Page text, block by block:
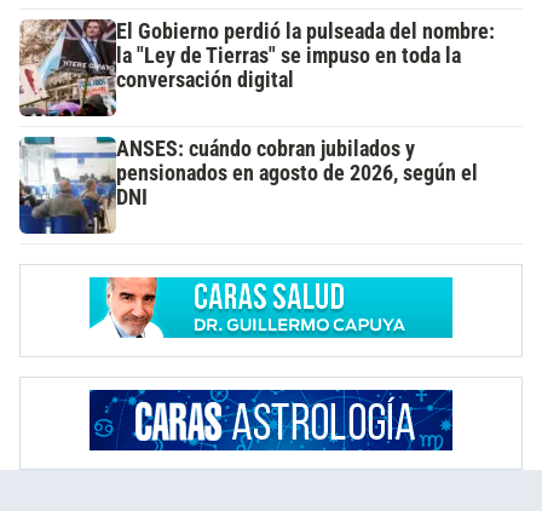
El Gobierno perdió la pulseada del nombre:
la "Ley de Tierras" se impuso en toda la
conversación digital
ANSES: cuándo cobran jubilados y
pensionados en agosto de 2026, según el
DNI